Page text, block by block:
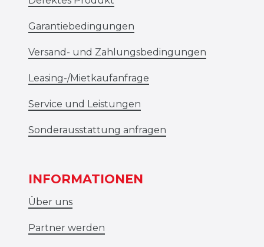
Garantiebedingungen
Versand- und Zahlungsbedingungen
Leasing-/Mietkaufanfrage
Service und Leistungen
Sonderausstattung anfragen
INFORMATIONEN
Über uns
Partner werden